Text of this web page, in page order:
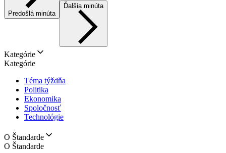
Predošlá minúta
Ďalšia minúta
Kategórie
Kategórie
Téma týždňa
Politika
Ekonomika
Spoločnosť
Technológie
O Štandarde
O Štandarde